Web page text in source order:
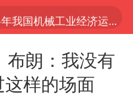
海豚加强
布朗：我没有
样的场面